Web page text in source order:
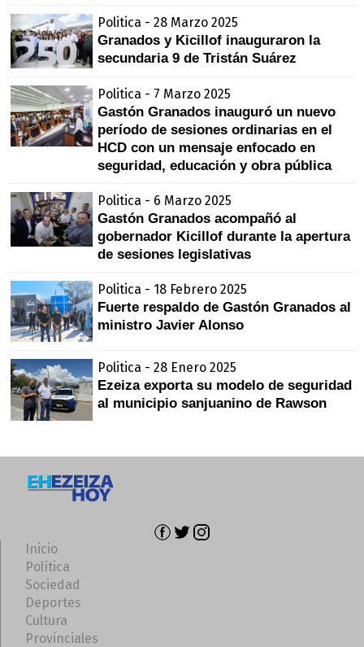
Politica - 28 Marzo 2025
Granados y Kicillof inauguraron la
secundaria 9 de Tristán Suárez
Politica - 7 Marzo 2025
Gastón Granados inauguró un nuevo
período de sesiones ordinarias en el
HCD con un mensaje enfocado en
seguridad, educación y obra pública
Politica - 6 Marzo 2025
Gastón Granados acompañó al
gobernador Kicillof durante la apertura
de sesiones legislativas
Politica - 18 Febrero 2025
Fuerte respaldo de Gastón Granados al
ministro Javier Alonso
Politica - 28 Enero 2025
Ezeiza exporta su modelo de seguridad
al municipio sanjuanino de Rawson
Inicio
Política
Sociedad
Deportes
Cultura
Provinciales